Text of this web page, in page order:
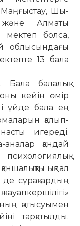
Маңғыстау, Шы­
және Алматы
болса,
облысындағы
13 бала
Ба­ла балалық
кейін өмір
үйде бала ең
қалып­
игереді.
аналар қандай
психологиялық
ық­пал
сұ­рақтардың
қатысуымен
тар­қа­­тылды.